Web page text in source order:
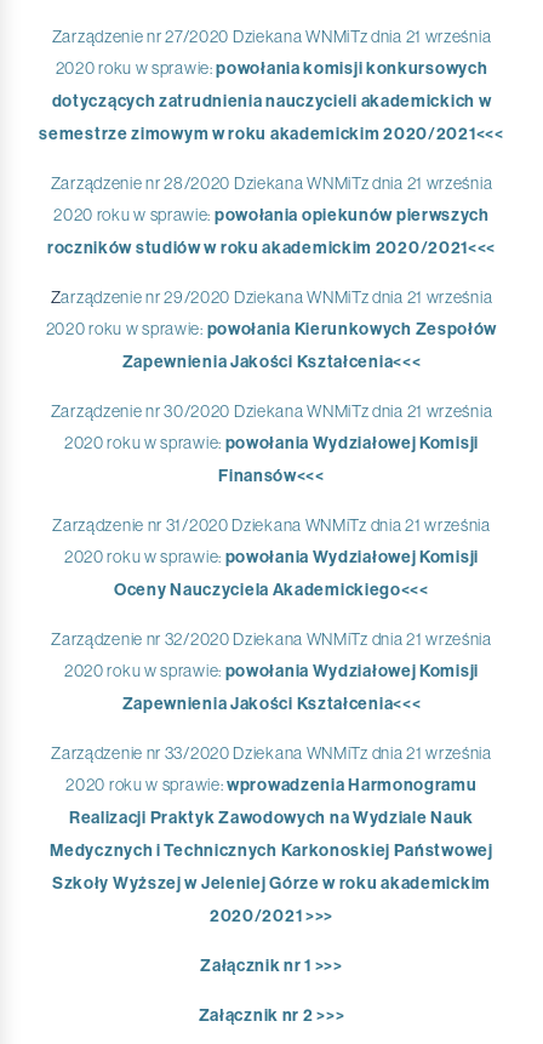
Zarządzenie nr 27/2020 Dziekana WNMiTz dnia 21 września
2020 roku w sprawie:powołania komisji konkursowych
dotyczących zatrudnienia nauczycieli akademickich w
semestrze zimowym w roku akademickim 2020/2021<<<
Zarządzenie nr 28/2020 Dziekana WNMiTz dnia 21 września
2020 roku w sprawie: powołania opiekunów pierwszych
roczników studiów w roku akademickim 2020/2021<<<
Zarządzenie nr 29/2020 Dziekana WNMiTz dnia 21 września
2020 roku w sprawie: powołania Kierunkowych Zespołów
Zapewnienia Jakości Kształcenia<<<
Zarządzenie nr 30/2020 Dziekana WNMiTz dnia 21 września
2020 roku w sprawie: powołania Wydziałowej Komisji
Finansów<<<
Zarządzenie nr 31/2020 Dziekana WNMiTz dnia 21 września
2020 roku w sprawie: powołania Wydziałowej Komisji
Oceny Nauczyciela Akademickiego<<<
Zarządzenie nr 32/2020 Dziekana WNMiTz dnia 21 września
2020 roku w sprawie: powołania Wydziałowej Komisji
Zapewnienia Jakości Kształcenia<<<
Zarządzenie nr 33/2020 Dziekana WNMiTz dnia 21 września
2020 roku w sprawie:wprowadzenia Harmonogramu
Realizacji Praktyk Zawodowych na Wydziale Nauk
Medycznych i Technicznych Karkonoskiej Państwowej
Szkoły Wyższej w Jeleniej Górze w roku akademickim
2020/2021 >>>
Załącznik nr 1 >>>
Załącznik nr 2 >>>